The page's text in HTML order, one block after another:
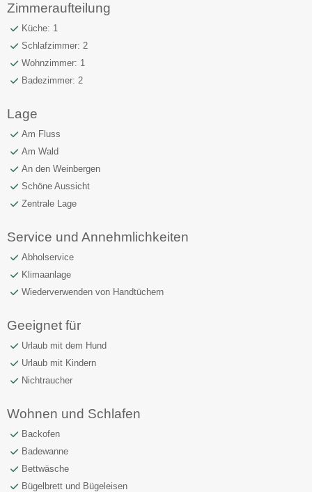
Zimmeraufteilung
Küche: 1
Schlafzimmer: 2
Wohnzimmer: 1
Badezimmer: 2
Lage
Am Fluss
Am Wald
An den Weinbergen
Schöne Aussicht
Zentrale Lage
Service und Annehmlichkeiten
Abholservice
Klimaanlage
Wiederverwenden von Handtüchern
Geeignet für
Urlaub mit dem Hund
Urlaub mit Kindern
Nichtraucher
Wohnen und Schlafen
Backofen
Badewanne
Bettwäsche
Bügelbrett und Bügeleisen